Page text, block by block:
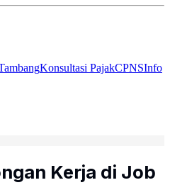
Konsultasi PajakCPNSInfo
Kerja di Job